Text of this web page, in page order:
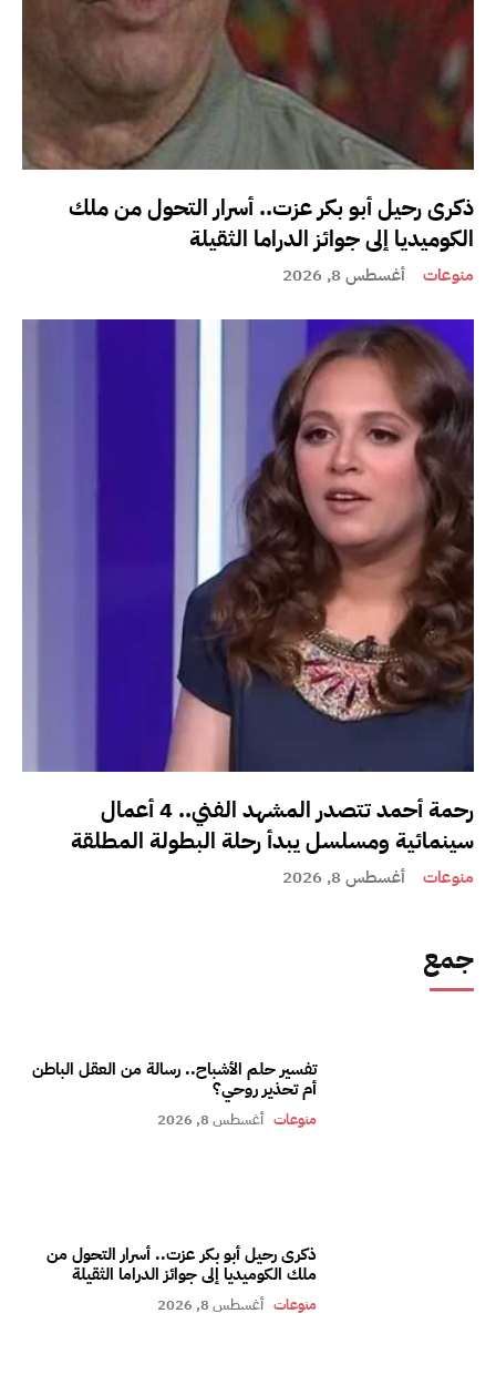
ذكرى رحيل أبو بكر عزت.. أسرار التحول من ملك
الكوميديا إلى جوائز الدراما الثقيلة
منوعات أغسطس 8, 2026
رحمة أحمد تتصدر المشهد الفني.. 4 أعمال
سينمائية ومسلسل يبدأ رحلة البطولة المطلقة
منوعات أغسطس 8, 2026
جمع
تفسير حلم الأشباح.. رسالة من العقل الباطن
أم تحذير روحي؟
منوعات أغسطس 8, 2026
ذكرى رحيل أبو بكر عزت.. أسرار التحول من
ملك الكوميديا إلى جوائز الدراما الثقيلة
منوعات أغسطس 8, 2026